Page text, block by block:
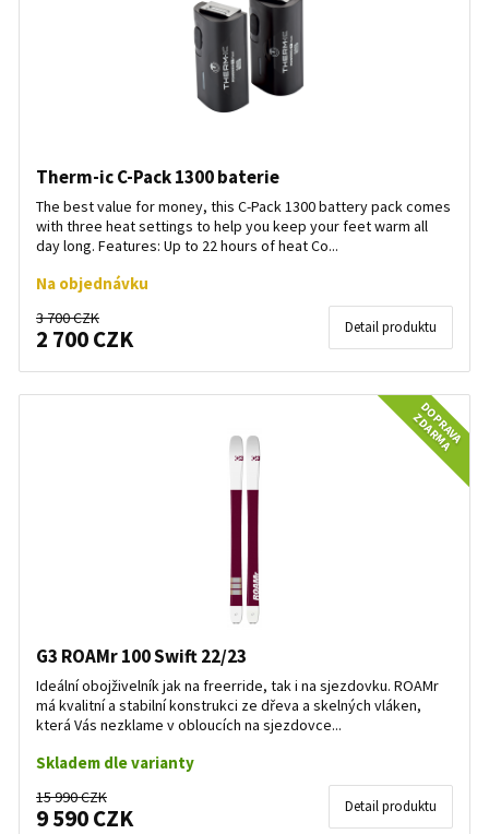
Therm-ic C-Pack 1300 baterie
The best value for money, this C-Pack 1300 battery pack comes
with three heat settings to help you keep your feet warm all
day long. Features: Up to 22 hours of heat Co...
Na objednávku
3 700 CZK
2 700 CZK Detail produktu
DOPRAVA
ZDARMA
G3 ROAMr 100 Swift 22/23
Ideální obojživelník jak na freerride, tak i na sjezdovku. ROAMr
má kvalitní a stabilní konstrukci ze dřeva a skelných vláken,
která Vás nezklame v obloucích na sjezdovce...
Skladem dle varianty
15 990 CZK
9 590 CZK Detail produktu